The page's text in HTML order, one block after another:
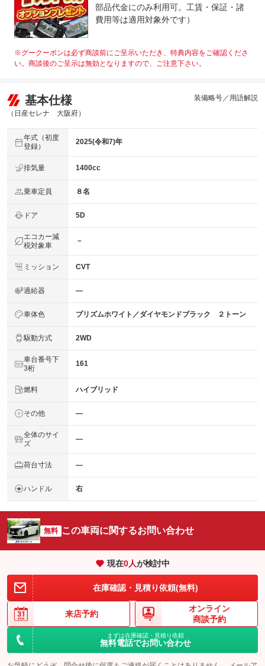
部品代金にのみ利用可。工賃・保証・諸
費用等は適用対象外です）
※グークーポンは必ず商談前にご呈示いただき、特典内容をご確認くださ
い。商談後のご呈示は無効となりますので、ご注意下さい。
基本仕様
（日産セレナ 大阪府）
装備略号／用語解説
年式（初度
登録）
2025(令和7)年
排気量 1400cc
乗車定員 ８名
ドア 5D
エコカー減
税対象車
－
ミッション CVT
過給器 ―
車体色 プリズムホワイト／ダイヤモンドブラック ２トーン
駆動方式 2WD
車台番号下
3桁
161
燃料 ハイブリッド
その他 ―
全体のサイ
ズ
―
荷台寸法 ―
ハンドル 右
無料 この車両に関するお問い合わせ
現在0人が検討中
在庫確認・見積り依頼(無料)
来店予約
オンライン
商談予約
まずは在庫確認・見積り依頼
無料電話でお問い合わせ